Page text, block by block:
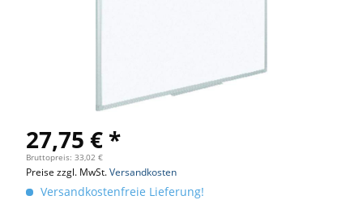
27,75 € *
Bruttopreis: 33,02 €
Preise zzgl. MwSt.Versandkosten
Versandkostenfreie Lieferung!